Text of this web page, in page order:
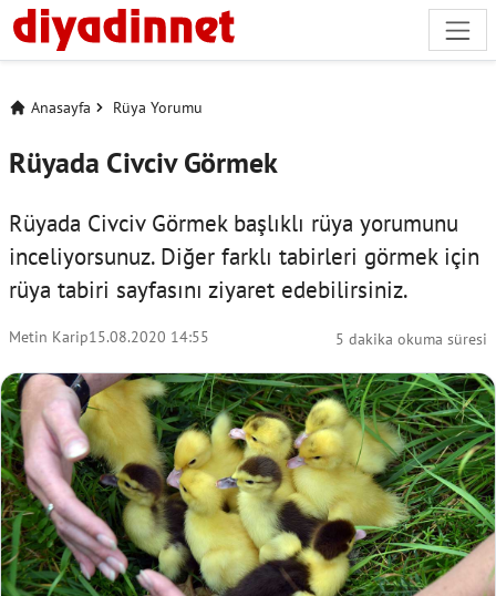
Anasayfa Rüya Yorumu
Rüyada Civciv Görmek
Rüyada Civciv Görmek başlıklı rüya yorumunu
inceliyorsunuz. Diğer farklı tabirleri görmek için
rüya tabiri sayfasını ziyaret edebilirsiniz.
Metin Karip15.08.2020 14:55 5 dakika okuma süresi